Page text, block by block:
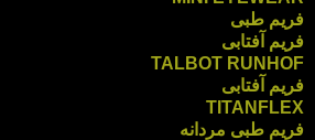
فریم طبی
فریم آفتابی
TALBOT RUNHOF
فریم آفتابی
TITANFLEX
فریم طبی مردانه